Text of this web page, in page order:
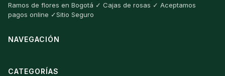
Ramos de flores en Bogotá ✓ Cajas de rosas ✓ Aceptamos
pagos online ✓Sitio Seguro
NAVEGACIÓN
CATEGORÍAS